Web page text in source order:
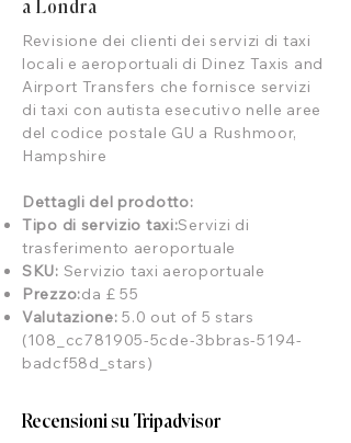
a Londra
Revisione dei clienti dei servizi di taxi
locali e aeroportuali di Dinez Taxis and
Airport Transfers che fornisce servizi
di taxi con autista esecutivo nelle aree
del codice postale GU a Rushmoor,
Hampshire
Dettagli del prodotto:
Tipo di servizio taxi:Servizi di
trasferimento aeroportuale
SKU: Servizio taxi aeroportuale
Prezzo:da £ 55
Valutazione:5.0 out of 5 stars
(108_cc781905-5cde-3bbras-5194-
badcf58d_stars)
Recensioni su Tripadvisor